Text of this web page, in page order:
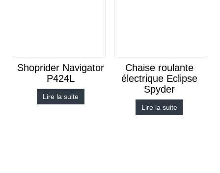
Shoprider Navigator
P424L
Lire la suite
Chaise roulante
électrique Eclipse
Spyder
Lire la suite